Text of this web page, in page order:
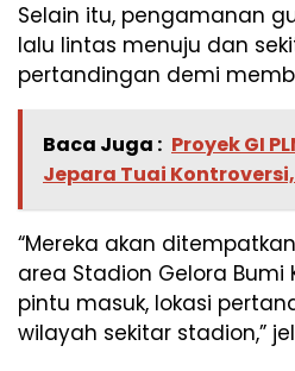
Selain itu, pengamanan
lalu lintas menuju dan
pertandingan demi
Baca Juga : Proyek GI
Jepara Tuai
“Mereka akan
area Stadion Gelora Bumi
pintu masuk, lokasi
wilayah sekitar stadion,”